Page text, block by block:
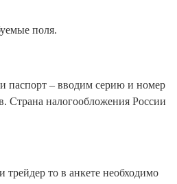
поля.
паспорт – вводим серию и номер
Страна налогообложения России
то в анкете необходимо